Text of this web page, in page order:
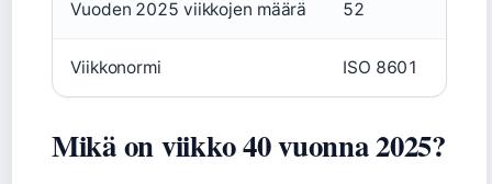
Vuoden 2025 viikkojen määrä 52
Viikkonormi ISO 8601
Mikä on viikko 40 vuonna 2025?